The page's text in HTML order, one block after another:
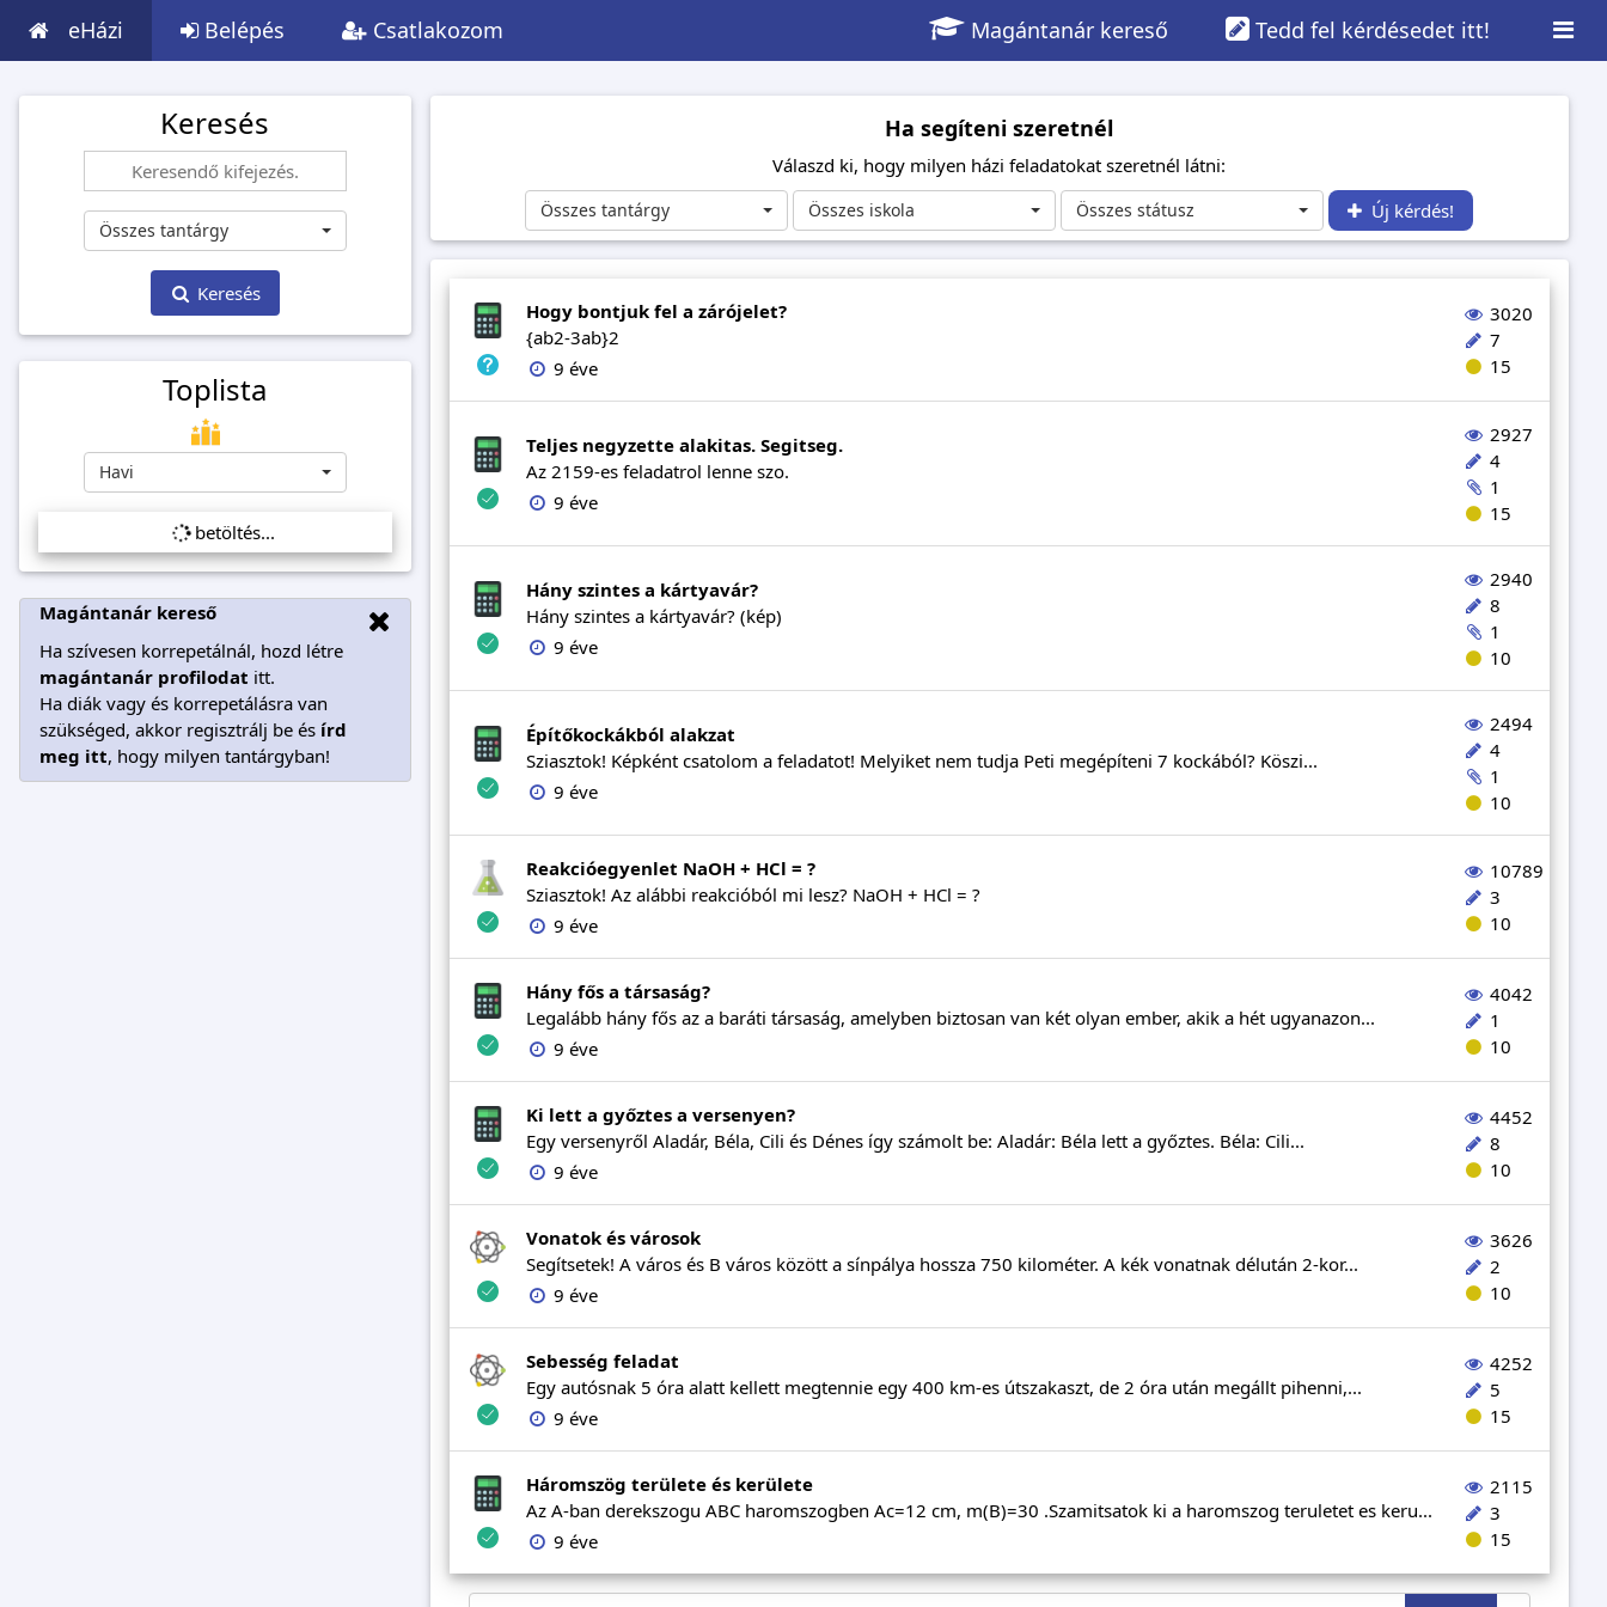
eHázi Belépés Csatlakozom Tedd fel kérdésedet itt!
Magántanár kereső
Keresés
Összes tantárgy
Keresés
Toplista
Havi
betöltés...
Magántanár kereső
Ha szívesen korrepetálnál, hozd létre
magántanár profilodat itt.
Ha diák vagy és korrepetálásra van
szükséged, akkor regisztrálj be és írd
meg itt, hogy milyen tantárgyban!
Ha segíteni szeretnél
Válaszd ki, hogy milyen házi feladatokat szeretnél látni:
Összes tantárgy Összes iskola Összes státusz Új kérdés!
Hogy bontjuk fel a zárójelet?
{ab2-3ab}2
9 éve
3020
7
15
Teljes negyzette alakitas. Segitseg.
Az 2159-es feladatrol lenne szo.
9 éve
2927
4
1
15
Hány szintes a kártyavár?
Hány szintes a kártyavár? (kép)
9 éve
2940
8
1
10
Építőkockákból alakzat
Sziasztok! Képként csatolom a feladatot! Melyiket nem tudja Peti megépíteni 7 kockából? Köszi...
9 éve
2494
4
1
10
Reakcióegyenlet NaOH + HCl = ?
Sziasztok! Az alábbi reakcióból mi lesz? NaOH + HCl = ?
9 éve
10789
3
10
Hány fős a társaság?
Legalább hány fős az a baráti társaság, amelyben biztosan van két olyan ember, akik a hét ugyanazon...
9 éve
4042
1
10
Ki lett a győztes a versenyen?
Egy versenyről Aladár, Béla, Cili és Dénes így számolt be: Aladár: Béla lett a győztes. Béla: Cili...
9 éve
4452
8
10
Vonatok és városok
Segítsetek! A város és B város között a sínpálya hossza 750 kilométer. A kék vonatnak délután 2-kor...
9 éve
3626
2
10
Sebesség feladat
Egy autósnak 5 óra alatt kellett megtennie egy 400 km-es útszakaszt, de 2 óra után megállt pihenni,...
9 éve
4252
5
15
Háromszög területe és kerülete
Az A-ban derekszogu ABC haromszogben Ac=12 cm, m(B)=30 .Szamitsatok ki a haromszog teruletet es keru...
9 éve
2115
3
15